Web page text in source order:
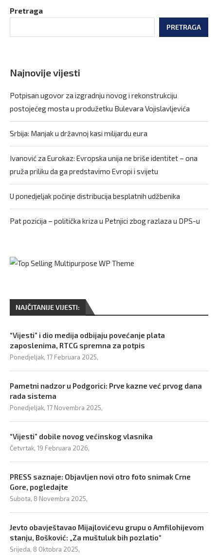
Pretraga
PRETRAGA
Najnovije vijesti
Potpisan ugovor za izgradnju novog i rekonstrukciju
postojećeg mosta u produžetku Bulevara Vojislavljevića
Srbija: Manjak u državnoj kasi milijardu eura
Ivanović za Eurokaz: Evropska unija ne briše identitet – ona
pruža priliku da ga predstavimo Evropi i svijetu
U ponedjeljak počinje distribucija besplatnih udžbenika
Pat pozicija – politička kriza u Petnjici zbog razlaza u DPS-u
NAJČITANIJE VIJESTI:
“Vijesti” i dio medija odbijaju povećanje plata
zaposlenima, RTCG spremna za potpis
Ponedjeljak, 17 Februara 2025,
Pametni nadzor u Podgorici: Prve kazne već prvog dana
rada sistema
Ponedjeljak, 17 Novembra 2025,
“Vijesti” dobile novog većinskog vlasnika
Četvrtak, 19 Februara 2026,
PRESS saznaje: Objavljen novi otro foto snimak Crne
Gore, pogledajte
Subota, 8 Novembra 2025,
Jevto obavještavao Mijajlovićevu grupu o Amfilohijevom
stanju, Bošković: „Za muštuluk bih pozlatio“
Srijeda, 8 Oktobra 2025,